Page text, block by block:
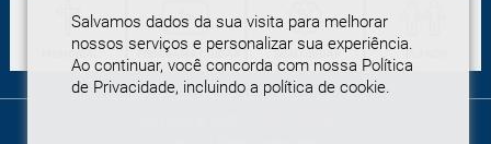
Salvamos dados da sua visita para melhorar
nossos serviços e personalizar sua experiência.
Ao continuar, você concorda com nossa Política
de Privacidade, incluindo a política de cookie.
PROGRAMA CUIDAR